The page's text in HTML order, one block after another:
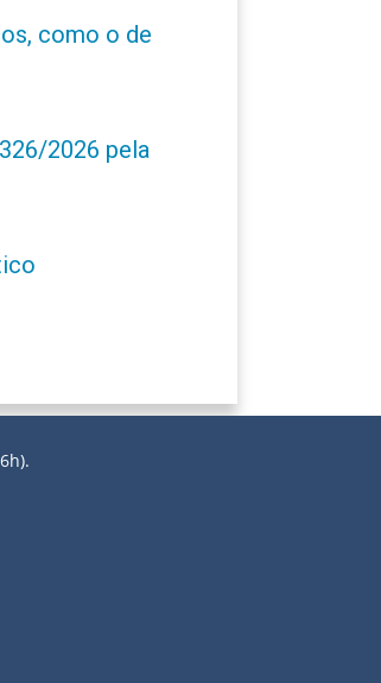
como o de
2026 pela